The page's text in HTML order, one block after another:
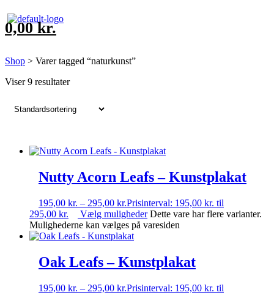
0,00kr.
Shop > Varer tagged “naturkunst”
Viser 9 resultater
Nutty Acorn Leafs – Kunstplakat
195,00 kr. – 295,00 kr.Prisinterval: 195,00 kr. til
295,00 kr.
Vælg muligheder Dette vare har flere varianter.
Mulighederne kan vælges på varesiden
Oak Leafs – Kunstplakat
195,00 kr. – 295,00 kr.Prisinterval: 195,00 kr. til